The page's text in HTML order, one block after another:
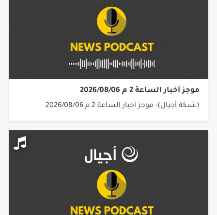
موجز أخبار الساعة 2 م 2026/08/06
(شبكة أجيال)- موجز أخبار الساعة 2 م 2026/08/06